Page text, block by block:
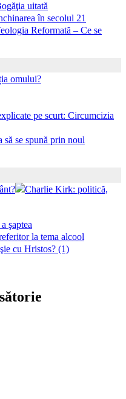
uitată
în secolul 21
Reformată – Ce se
omului?
pe scurt: Circumcizia
să se spună prin noul
Charlie Kirk: politică,
şaptea
la tema alcool
cu Hristos? (1)